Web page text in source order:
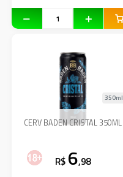
CERV BADEN CRISTAL 350ML
350ml
R$ 6,98